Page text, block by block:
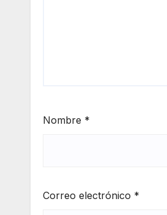
Nombre *
Correo electrónico *